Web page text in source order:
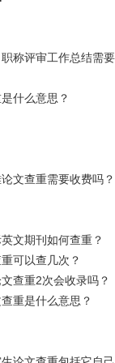
称评审工作总结需
什么意思？
文查重需要收费吗？
文期刊如何查重？
可以查几次？
查重2次会收录吗？
重是什么意思？